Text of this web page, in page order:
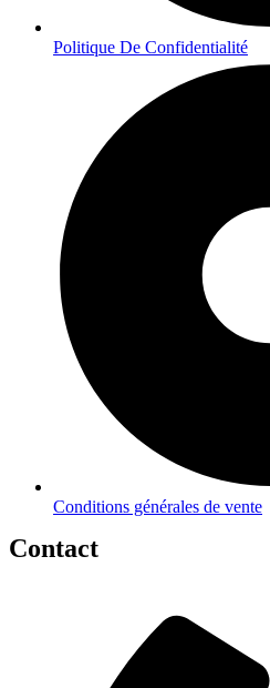
Politique De Confidentialité
Conditions générales de vente
Contact